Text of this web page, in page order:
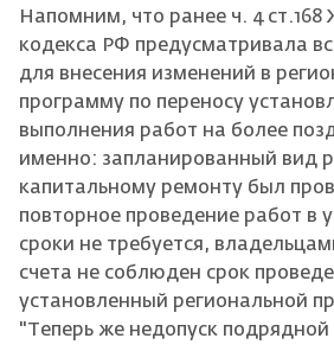
Напомним, что ранее ч. 4
кодекса РФ предусматривала
для внесения изменений в
программу по переносу
выполнения работ на более
именно: запланированный вид
капитальному ремонту был
повторное проведение работ в
сроки не требуется,
счета не соблюден срок
установленный региональной
"Теперь же недопуск подрядной